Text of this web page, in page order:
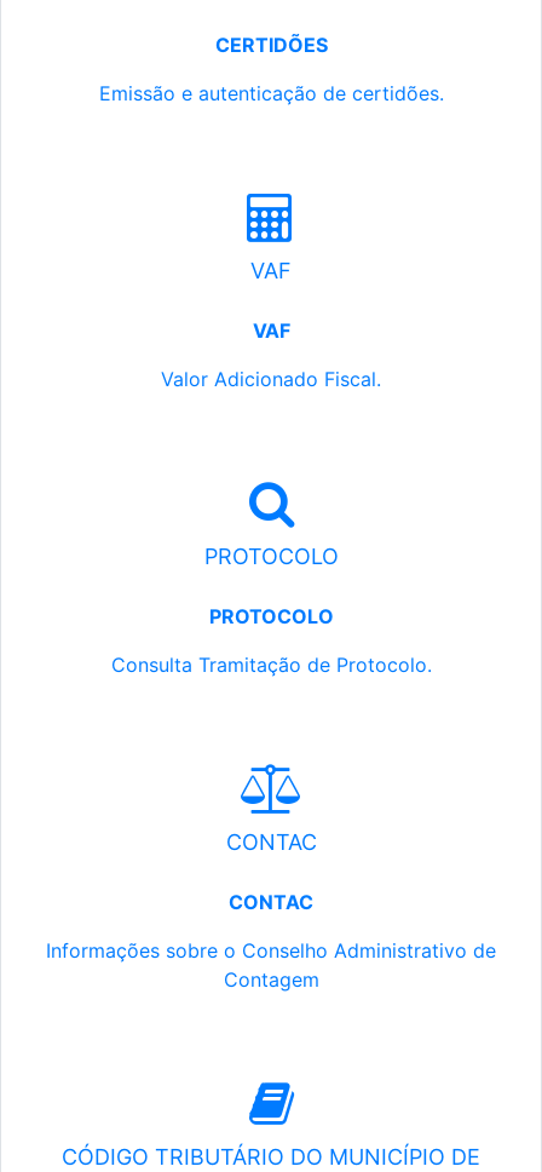
CERTIDÕES
Emissão e autenticação de certidões.
VAF
VAF
Valor Adicionado Fiscal.
PROTOCOLO
PROTOCOLO
Consulta Tramitação de Protocolo.
CONTAC
CONTAC
Informações sobre o Conselho Administrativo de
Contagem
CÓDIGO TRIBUTÁRIO DO MUNICÍPIO DE